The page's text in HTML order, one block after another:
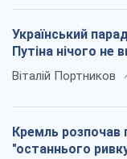
Український
Путіна нічого не
Віталій Портников
Кремль розпочав
"останнього